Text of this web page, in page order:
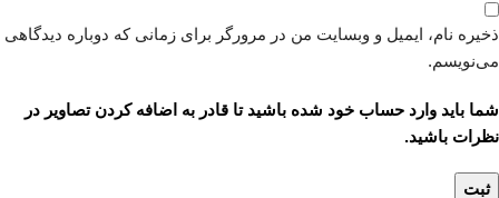
ذخیره نام، ایمیل و وبسایت من در مرورگر برای زمانی که دوباره دیدگاهی
می‌نویسم.
شما باید وارد حساب خود شده باشید تا قادر به اضافه کردن تصاویر در
نظرات باشید.